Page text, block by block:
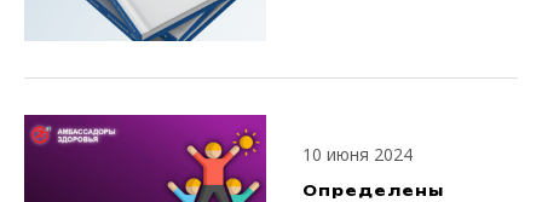
10 июня 2024
Определены